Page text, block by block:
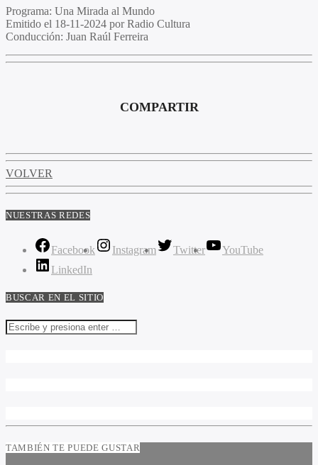
Programa: Una Mirada al Mundo
Emitido el 18-11-2024 por Radio Cultura
Conducción: Juan Raúl Ferreira
COMPARTIR
VOLVER
NUESTRAS REDES
Facebook Instagram Twitter
YouTube
LinkedIn
BUSCAR EN EL SITIO
TAMBIÉN TE PUEDE GUSTAR